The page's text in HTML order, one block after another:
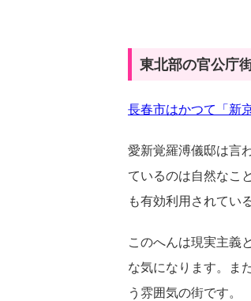
東北部の官公庁
長春市はかつて「新
愛新覚羅溥儀邸は言
ているのは自然なこ
も有効利用されてい
このへんは現実主義
な気になります。ま
う雰囲気の街です。